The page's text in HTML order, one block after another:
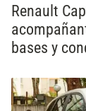
Renault
bases y